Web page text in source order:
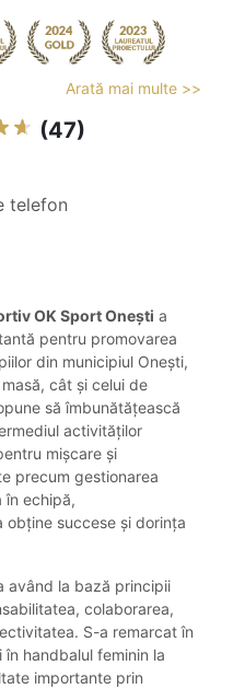
Arată mai multe >>
(47)
telefon
OK Sport Onești a
pentru promovarea
din municipiul Onești,
cât și celui de
să îmbunătățească
activităților
mișcare și
precum gestionarea
în echipă,
succese și dorința
având la bază principii
colaborarea,
S-a remarcat în
handbalul feminin la
importante prin